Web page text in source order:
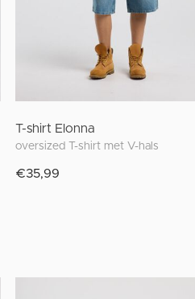
T-shirt Elonna
oversized T-shirt met V-hals
€35,99